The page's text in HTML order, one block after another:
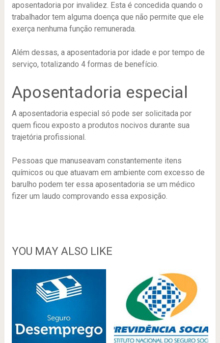
aposentadoria por invalidez. Esta é concedida quando o
trabalhador tem alguma doença que não permite que ele
exerça nenhuma função remunerada.
Além dessas, a aposentadoria por idade e por tempo de
serviço, totalizando 4 formas de benefício.
Aposentadoria especial
A aposentadoria especial só pode ser solicitada por
quem ficou exposto a produtos nocivos durante sua
trajetória profissional.
Pessoas que manuseavam constantemente itens
químicos ou que atuavam em ambiente com excesso de
barulho podem ter essa aposentadoria se um médico
fizer um laudo comprovando essa exposição.
YOU MAY ALSO LIKE